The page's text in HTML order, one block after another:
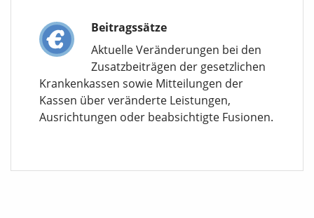
Beitragssätze
Aktuelle Veränderungen bei den
Zusatzbeiträgen der gesetzlichen
Krankenkassen sowie Mitteilungen der
Kassen über veränderte Leistungen,
Ausrichtungen oder beabsichtigte Fusionen.